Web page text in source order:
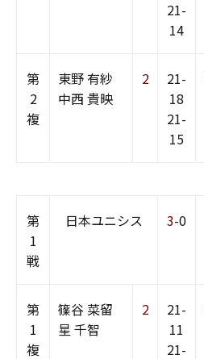
21-
14
第
2
複
東野 有紗
中西 貴映
2
21-
18
21-
15
第
1
戦
日本ユニシス 3-0
第
1
複
篠谷 菜留
星 千智
2
21-
11
21-